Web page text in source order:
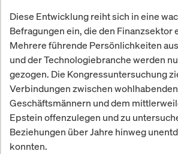
Diese Entwicklung reiht sich in eine
Befragungen ein, die den Finanzsektor
Mehrere führende Persönlichkeiten
und der Technologiebranche werden
gezogen. Die Kongressuntersuchung
Verbindungen zwischen wohlhabenden
Geschäftsmännern und dem
Epstein offenzulegen und zu
Beziehungen über Jahre hinweg
konnten.